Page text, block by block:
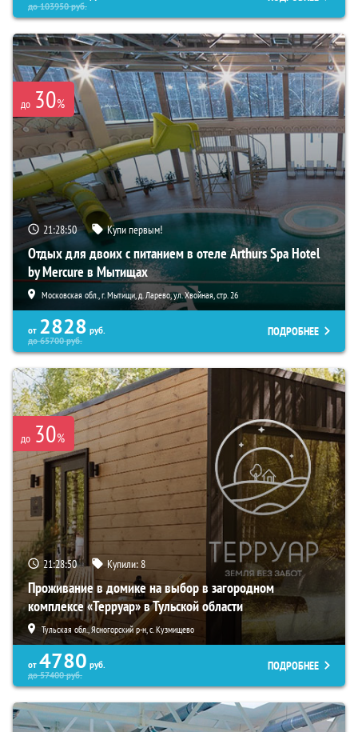
до103950руб.
до 30%
21:28:49 Купи первым!
Отдых для двоих с питанием в отеле Arthurs Spa Hotel
by Mercure в Мытищах
Московская обл., г. Мытищи, д. Ларево, ул. Хвойная, стр. 26
от 2828 руб.
до65700руб.
ПОДРОБНЕЕ
до 30%
21:28:49 Купили:8
Проживание в домике на выбор в загородном
комплексе «Терруар» в Тульской области
Тульская обл., Ясногорский р-н, с. Кузмищево
от 4780 руб.
до57400руб.
ПОДРОБНЕЕ